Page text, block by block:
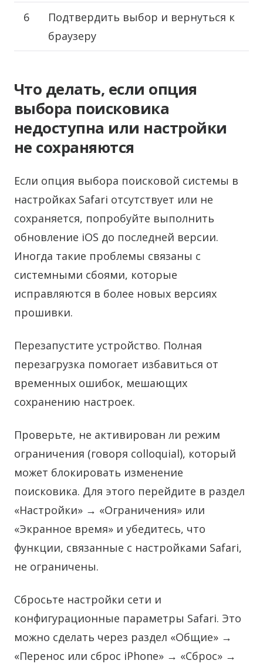
6
Подтвердить выбор и вернуться к
браузеру
Что делать, если опция
выбора поисковика
недоступна или настройки
не сохраняются
Если опция выбора поисковой системы в
настройках Safari отсутствует или не
сохраняется, попробуйте выполнить
обновление iOS до последней версии.
Иногда такие проблемы связаны с
системными сбоями, которые
исправляются в более новых версиях
прошивки.
Перезапустите устройство. Полная
перезагрузка помогает избавиться от
временных ошибок, мешающих
сохранению настроек.
Проверьте, не активирован ли режим
ограничения (говоря colloquial), который
может блокировать изменение
поисковика. Для этого перейдите в раздел
«Настройки» → «Ограничения» или
«Экранное время» и убедитесь, что
функции, связанные с настройками Safari,
не ограничены.
Сбросьте настройки сети и
конфигурационные параметры Safari. Это
можно сделать через раздел «Общие» →
«Перенос или сброс iPhone» → «Сброс» →